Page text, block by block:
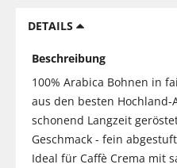
DETAILS
Beschreibung
100% Arabica Bohnen in
aus den besten
schonend Langzeit
Geschmack - fein
Ideal für Caffè Crema mit